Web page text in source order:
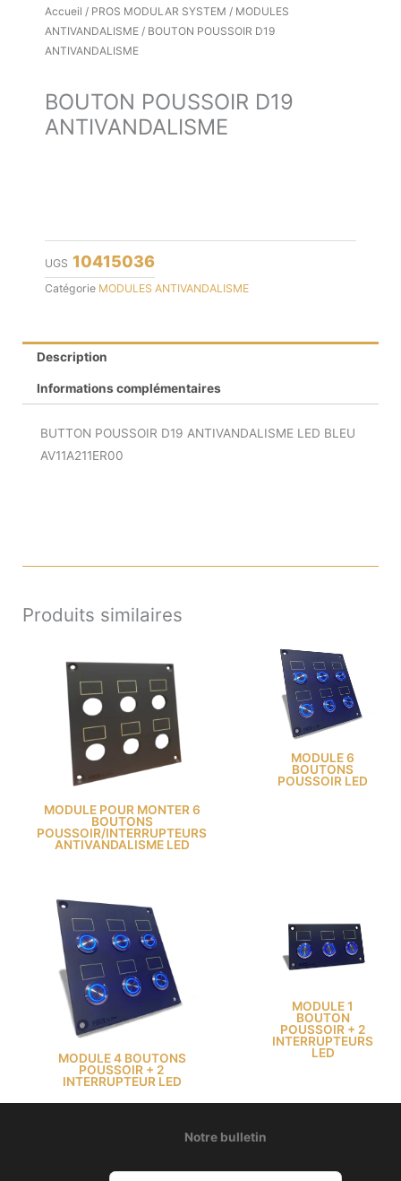
Accueil / PROS MODULAR SYSTEM / MODULES
ANTIVANDALISME / BOUTON POUSSOIR D19
ANTIVANDALISME
BOUTON POUSSOIR D19
ANTIVANDALISME
UGS 10415036
Catégorie MODULES ANTIVANDALISME
Description
Informations complémentaires
BUTTON POUSSOIR D19 ANTIVANDALISME LED BLEU
AV11A211ER00
Produits similaires
MODULE POUR MONTER 6
BOUTONS
POUSSOIR/INTERRUPTEURS
ANTIVANDALISME LED
MODULE 6
BOUTONS
POUSSOIR LED
MODULE 4 BOUTONS
POUSSOIR + 2
INTERRUPTEUR LED
MODULE 1
BOUTON
POUSSOIR + 2
INTERRUPTEURS
LED
Notre bulletin